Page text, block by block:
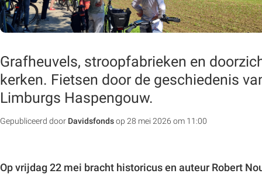
Grafheuvels, stroopfabrieken en
kerken. Fietsen door de geschiedenis
Limburgs Haspengouw.
Gepubliceerd door Davidsfondsop 28 mei 2026 om 11:00
Op vrijdag 22 mei bracht historicus en auteur Robert